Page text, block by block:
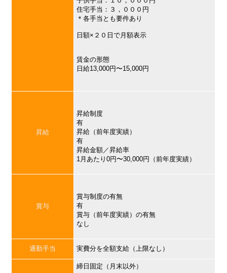
住宅手当：３，０００円
＊各手当とも要件あり
日額×２０日で月額表示
賃金の形態
日給13,000円〜15,000円
昇給
昇給制度
有
昇給（前年度実績）
有
昇給金額／昇給率
1月あたり0円〜30,000円（前年度実績）
賞与
賞与制度の有無
有
賞与（前年度実績）の有無
なし
通勤手当 実費分を全額支給（上限なし）
締日固定（月末以外）